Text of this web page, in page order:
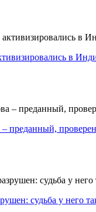
в
преданный,
судьба у него